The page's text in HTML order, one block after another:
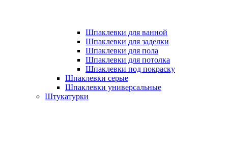
Шпаклевки для ванной
Шпаклевки для заделки
Шпаклевки для пола
Шпаклевки для потолка
Шпаклевки под покраску
Шпаклевки серые
Шпаклевки универсальные
Штукатурки